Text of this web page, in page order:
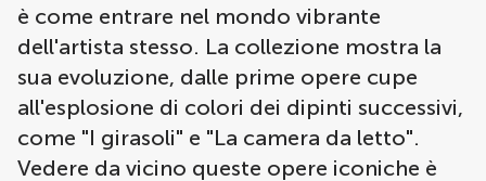
è come entrare nel mondo vibrante
dell'artista stesso. La collezione mostra la
sua evoluzione, dalle prime opere cupe
all'esplosione di colori dei dipinti successivi,
come "I girasoli" e "La camera da letto".
Vedere da vicino queste opere iconiche è